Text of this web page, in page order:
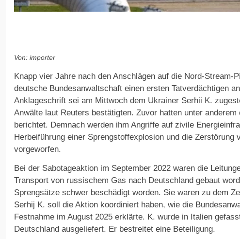
Von: importer
Knapp vier Jahre nach den Anschlägen auf die Nord-Stream-
deutsche Bundesanwaltschaft einen ersten Tatverdächtigen
Anklageschrift sei am Mittwoch dem Ukrainer Serhii K.
Anwälte laut Reuters bestätigten. Zuvor hatten unter anderem
berichtet. Demnach werden ihm Angriffe auf zivile
Herbeiführung einer Sprengstoffexplosion und die Zerstörung
vorgeworfen.
Bei der Sabotageaktion im September 2022 waren die
Transport von russischem Gas nach Deutschland gebaut
Sprengsätze schwer beschädigt worden. Sie waren zu dem
Serhij K. soll die Aktion koordiniert haben, wie die
Festnahme im August 2025 erklärte. K. wurde in Italien
Deutschland ausgeliefert. Er bestreitet eine Beteiligung.